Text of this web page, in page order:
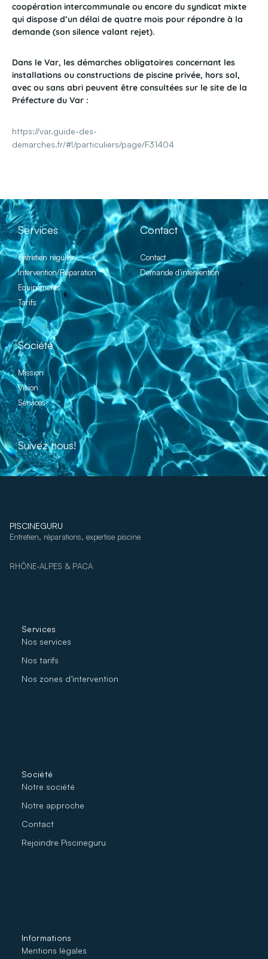
coopération intercommunale ou encore du syndicat mixte
qui dispose d’un délai de quatre mois pour répondre à la
demande (son silence valant rejet).
Dans le Var, les démarches obligatoires concernant les
installations ou constructions de piscine privée, hors sol,
avec ou sans abri peuvent être consultées sur le site de la
Préfecture du Var :
https://var.guide-des-
demarches.fr/#!/particuliers/page/F31404
Services
Entretien régulier
Intervention/Réparation
Equipements
Tarifs
Contact
Contact
Demande d'intervention
Société
Mission
Vision
Services
Suivez nous!
PISCINEGURU
Entretien, réparations, expertise piscine
RHÔNE-ALPES & PACA
Services
Nos services
Nos tarifs
Nos zones d’intervention
Société
Notre société
Notre approche
Contact
Rejoindre Piscineguru
Informations
Mentions légales